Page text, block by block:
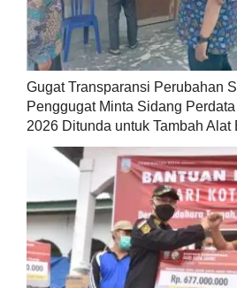
Gugat Transparansi Perubahan
Penggugat Minta Sidang
2026 Ditunda untuk Tambah Alat